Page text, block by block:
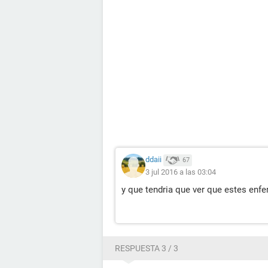
ddaii 67
3 jul 2016 a las 03:04
y que tendria que ver que estes
RESPUESTA 3 / 3